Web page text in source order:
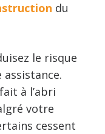
du
le risque
assistance.
à l’abri
votre
cessent